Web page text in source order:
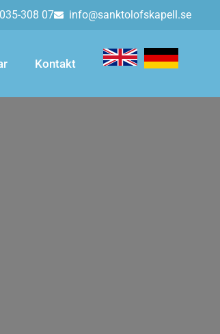
035-308 07 info@sanktolofskapell.se
Kontakt